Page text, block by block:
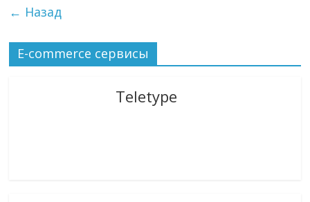
← Назад
E-commerce сервисы
Teletype